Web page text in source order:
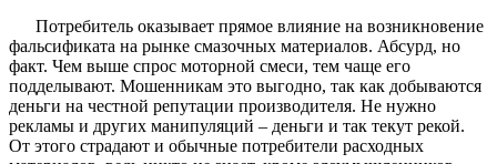
Потребитель оказывает прямое влияние на возникновение
фальсификата на рынке смазочных материалов. Абсурд, но
факт. Чем выше спрос моторной смеси, тем чаще его
подделывают. Мошенникам это выгодно, так как добываются
деньги на честной репутации производителя. Не нужно
рекламы и других манипуляций – деньги и так текут рекой.
От этого страдают и обычные потребители расходных